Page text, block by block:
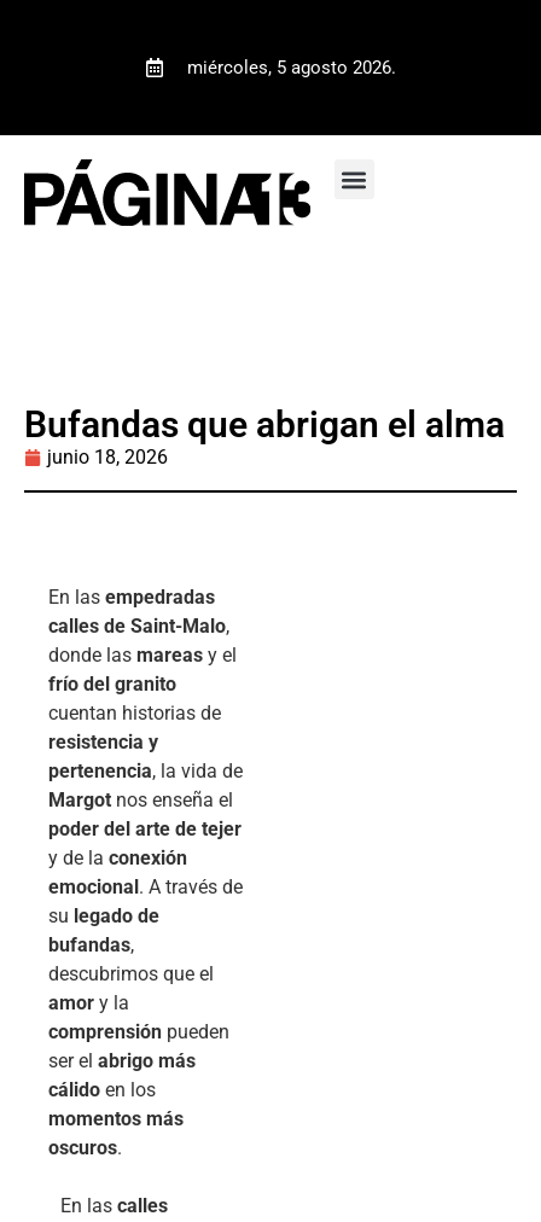
miércoles, 5 agosto 2026.
Bufandas que abrigan el alma
junio 18, 2026
En las empedradas
calles de Saint-Malo,
donde las mareas y el
frío del granito
cuentan historias de
resistencia y
pertenencia, la vida de
Margot nos enseña el
poder del arte de tejer
y de la conexión
emocional. A través de
su legado de
bufandas,
descubrimos que el
amor y la
comprensión pueden
ser el abrigo más
cálido en los
momentos más
oscuros.
En las calles